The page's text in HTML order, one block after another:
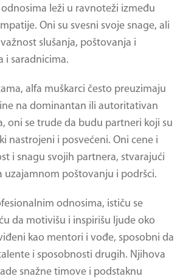
leži u ravnoteži između
Oni su svesni svoje snage, ali
slušanja, poštovanja i
i saradnicima.
alfa muškarci često preuzimaju
na dominantan ili autoritativan
oni se trude da budu partneri koji su
nastrojeni i posvećeni. Oni cene i
i snagu svojih partnera, stvarajući
uzajamnom poštovanju i podršci.
odnosima, ističu se
da motivišu i inspirišu ljude oko
kao mentori i vođe, sposobni da
i sposobnosti drugih. Njihova
snažne timove i podstaknu